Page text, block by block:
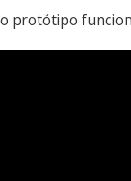
protótipo